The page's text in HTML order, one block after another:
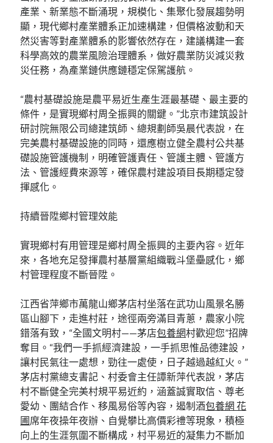
產業、新業態不斷涌現，規模化、集聚化發展趨勢明
顯，現代鄉村產業體系正加速構建，但價格波動和天
然災害等對產業體系的影響依然存在，建議構建一套
科學高效的農業風險治理體系，做好農業防災減災救
災任務，為產業鏈供應鏈穩定保駕護航。
“農村基礎設施是農平易近生產生涯最基礎、最主要的
條件，是實現鄉村周全振興的關鍵。”北京市建筑設計
研討院無限公司總建筑師、總規劃師吳晨代表說，在
完美農村基礎設施的同時，還應樹立健全農村公共基
礎設施管護機制，明確管護責任、管護主體、管護方
法、管護經費來源等，確保農村建設項目長期穩定發
揮感化。
持續晉陞鄉村管理效能
實現鄉村有用管理是鄉村周全振興的主要內容。近年
來，各地充足發揮農村基層黨組織戰斗堡壘感化，鄉
村管理程度不斷晉陞。
江西省萍鄉市萬龍山鄉茅店村坐落在武功山風景名勝
區山腳下，走進村莊，途徑兩旁滿目青蔥，農家小院
錯落有致，“全國文明村——茅店包養網村歡迎您”招牌
奪目。“我們一手抓經濟建設，一手抓思惟品德建設，
讓村民氣往一處想，勁往一處使，日子越過越紅火。”
茅店村黨總支書記、村委會主任譚新萍代表說，茅店
村不斷健全完美村規平易近約，涵蓋誠實取信、尊老
愛幼、團結合作、移風易俗等內容，遏制酒包養網 花
圃席年夜操年夜辦、自覺攀比高價彩禮等現象，積極
向上的生涯氛圍不斷構成，村平易近的凝集力不斷加